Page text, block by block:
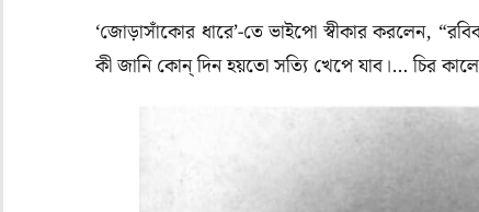
‘জোড়াসাঁকোর ধারে’-তেভাইপো স্বীকার করলেন, “
কী জানি কোন্ দিন হয়তো সত্যি খেপে যাব।… চির